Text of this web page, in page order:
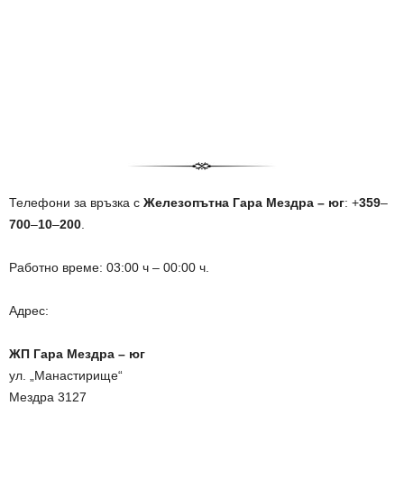
Телефони за връзка с Железопътна Гара Мездра – юг: +359–
700–10–200
Работно време: 03:00 ч – 00:00 ч.
Адрес:
ЖП Гара Мездра – юг
ул. „Манастирище“
Мездра 3127